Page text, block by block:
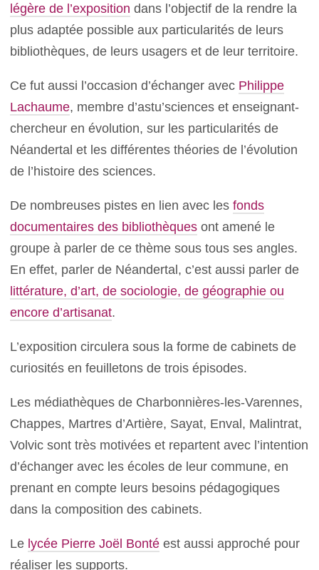
légère de l’exposition dans l’objectif de la rendre la
plus adaptée possible aux particularités de leurs
bibliothèques, de leurs usagers et de leur territoire.
Ce fut aussi l’occasion d’échanger avec Philippe
Lachaume, membre d’astu’sciences et enseignant-
chercheur en évolution, sur les particularités de
Néandertal et les différentes théories de l’évolution
de l’histoire des sciences.
De nombreuses pistes en lien avec lesfonds
documentaires des bibliothèques ont amené le
groupe à parler de ce thème sous tous ses angles.
En effet, parler de Néandertal, c’est aussi parler de
littérature, d’art, de sociologie, de géographie ou
encore d’artisanat.
L’exposition circulera sous la forme de cabinets de
curiosités en feuilletons de trois épisodes.
Les médiathèques de Charbonnières-les-Varennes,
Chappes, Martres d’Artière, Sayat, Enval, Malintrat,
Volvic sont très motivées et repartent avec l’intention
d’échanger avec les écoles de leur commune, en
prenant en compte leurs besoins pédagogiques
dans la composition des cabinets.
Le lycée Pierre Joël Bonté est aussi approché pour
réaliser les supports.